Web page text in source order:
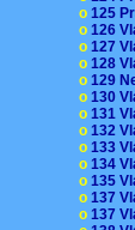
o 125
o 126
o 127
o 128
o 129
o 130
o 131
o 132
o 133
o 134
o 135
o 137
o 137